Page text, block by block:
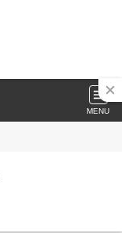
MENU